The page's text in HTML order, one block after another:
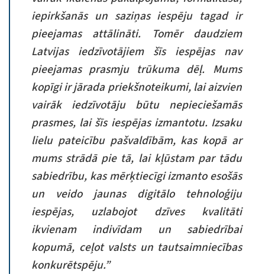
iepirkšanās un saziņas iespēju tagad ir
pieejamas attālināti. Tomēr daudziem
Latvijas iedzīvotājiem šīs iespējas nav
pieejamas prasmju trūkuma dēļ. Mums
kopīgi ir jārada priekšnoteikumi, lai aizvien
vairāk iedzīvotāju būtu nepieciešamās
prasmes, lai šīs iespējas izmantotu. Izsaku
lielu pateicību pašvaldībām, kas kopā ar
mums strādā pie tā, lai kļūstam par tādu
sabiedrību, kas mērķtiecīgi izmanto esošās
un veido jaunas digitālo tehnoloģiju
iespējas, uzlabojot dzīves kvalitāti
ikvienam indivīdam un sabiedrībai
kopumā, ceļot valsts un tautsaimniecības
konkurētspēju.”